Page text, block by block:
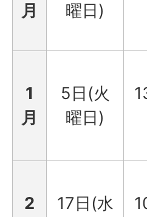
月
曜日)
1
月
5日(火
曜日)
2
17日(水